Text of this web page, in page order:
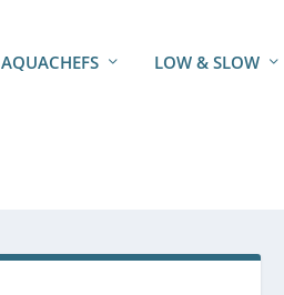
AQUACHEFS LOW & SLOW